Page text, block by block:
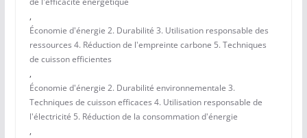
,
Économie d'énergie 2. Durabilité 3. Utilisation responsable des
ressources 4. Réduction de l'empreinte carbone 5. Techniques
de cuisson efficientes
,
Économie d'énergie 2. Durabilité environnementale 3.
Techniques de cuisson efficaces 4. Utilisation responsable de
l'électricité 5. Réduction de la consommation d'énergie
,